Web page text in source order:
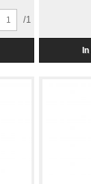
/1